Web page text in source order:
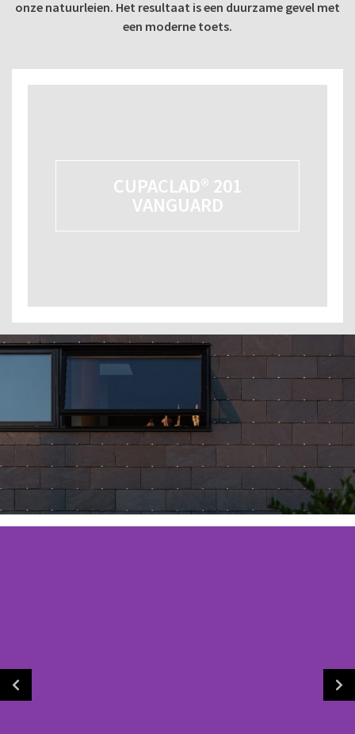
onze natuurleien. Het resultaat is een duurzame gevel met
een moderne toets.
CUPACLAD® 201
VANGUARD